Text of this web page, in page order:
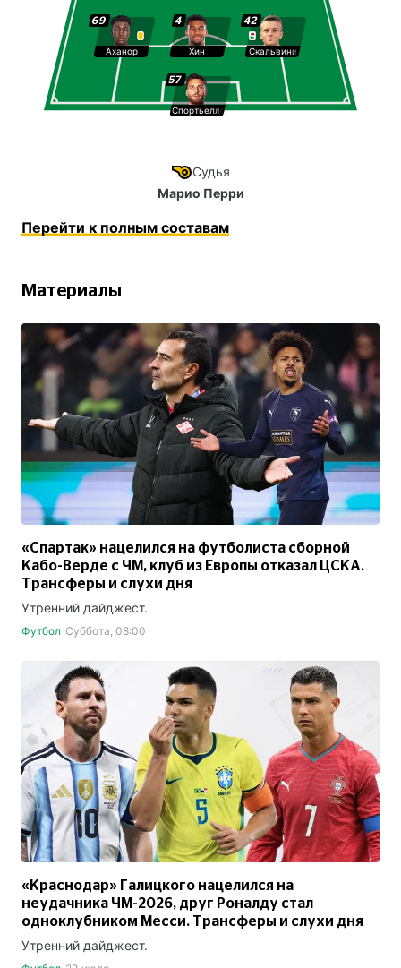
4
Хин
42
Скальвини
57
Спортьелло
69
Аханор
Судья
Марио Перри
Перейти к полным составам
Материалы
«Спартак» нацелился на футболиста сборной
Кабо-Верде с ЧМ, клуб из Европы отказал ЦСКА.
Трансферы и слухи дня
Утренний дайджест.
Футбол Суббота, 08:00
«Краснодар» Галицкого нацелился на
неудачника ЧМ-2026, друг Роналду стал
одноклубником Месси. Трансферы и слухи дня
Утренний дайджест.